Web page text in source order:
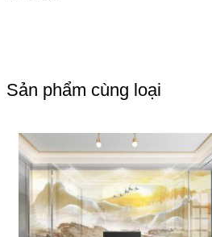
Sản phẩm cùng loại